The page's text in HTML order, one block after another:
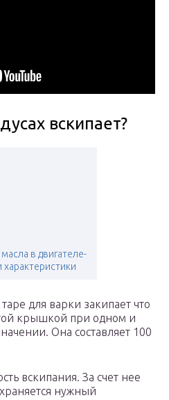
вскипает?
в двигателе-
характеристики
для варки закипает что
крышкой при одном и
Она составляет 100
вскипания. За счет нее
нужный